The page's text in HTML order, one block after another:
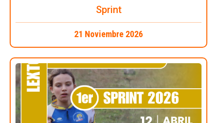
Sprint
21 Noviembre 2026